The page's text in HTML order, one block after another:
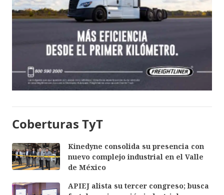
Coberturas TyT
Kinedyne consolida su presencia con
nuevo complejo industrial en el Valle
de México
APIEJ alista su tercer congreso; busca